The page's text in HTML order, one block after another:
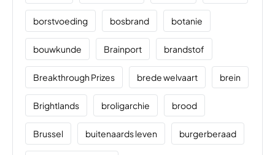
borstvoeding bosbrand botanie
bouwkunde Brainport brandstof
Breakthrough Prizes brede welvaart brein
Brightlands broligarchie brood
Brussel buitenaards leven burgerberaad